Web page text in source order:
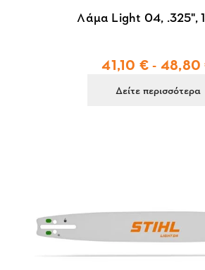
Λάμα Light 04, .325",
41,10 € - 48,80
Δείτε περισσότερα